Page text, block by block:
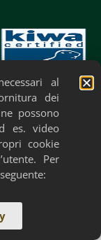
al
dei
possono
es. video
cookie
Per